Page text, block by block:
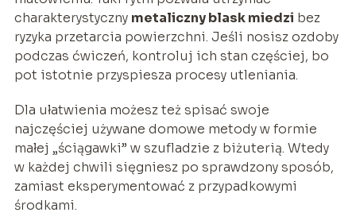
charakterystyczny metaliczny blask miedzi bez
ryzyka przetarcia powierzchni. Jeśli nosisz ozdoby
podczas ćwiczeń, kontroluj ich stan częściej, bo
pot istotnie przyspiesza procesy utleniania.
Dla ułatwienia możesz też spisać swoje
najczęściej używane domowe metody w formie
małej „ściągawki” w szufladzie z biżuterią. Wtedy
w każdej chwili sięgniesz po sprawdzony sposób,
zamiast eksperymentować z przypadkowymi
środkami.